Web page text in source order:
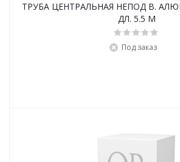
ТРУБА ЦЕНТРАЛЬНАЯ НЕПОД В. АЛЮМ. ДЛЯ
ДЛ. 5.5 М
Под заказ